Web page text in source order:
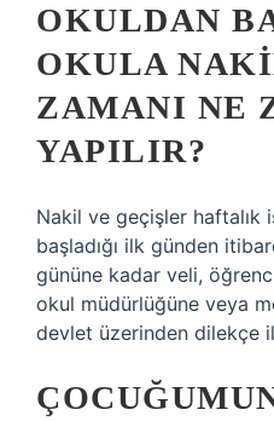
OKULDAN
OKULA
ZAMANI NE
YAPILIR?
Nakil ve geçişler haftalık
başladığı ilk günden
gününe kadar veli,
okul müdürlüğüne veya
devlet üzerinden dilekçe